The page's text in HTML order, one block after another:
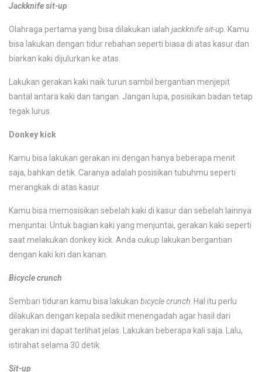
Jackknife sit-up
Olahraga pertama yang bisa dilakukan ialah jackknife sit-up. Kamu
bisa lakukan dengan tidur rebahan seperti biasa di atas kasur dan
biarkan kaki dijulurkan ke atas.
Lakukan gerakan kaki naik turun sambil bergantian menjepit
bantal antara kaki dan tangan. Jangan lupa, posisikan badan tetap
tegak lurus.
Donkey kick
Kamu bisa lakukan gerakan ini dengan hanya beberapa menit
saja, bahkan detik. Caranya adalah posisikan tubuhmu seperti
merangkak di atas kasur.
Kamu bisa memosisikan sebelah kaki di kasur dan sebelah lainnya
menjuntai. Untuk bagian kaki yang menjuntai, gerakan kaki seperti
saat melakukan donkey kick. Anda cukup lakukan bergantian
dengan kaki kiri dan kanan.
Bicycle crunch
Sembari tiduran kamu bisa lakukan bicycle crunch . Hal itu perlu
dilakukan dengan kepala sedikit menengadah agar hasil dari
gerakan ini dapat terlihat jelas. Lakukan beberapa kali saja. Lalu,
istirahat selama 30 detik.
Sit-up